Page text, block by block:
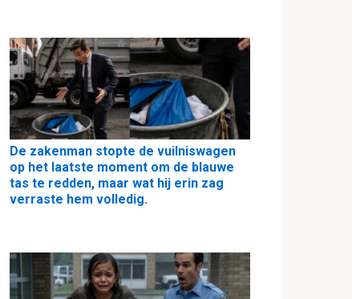
De zakenman stopte de vuilniswagen
op het laatste moment om de blauwe
tas te redden, maar wat hij erin zag
verraste hem volledig.